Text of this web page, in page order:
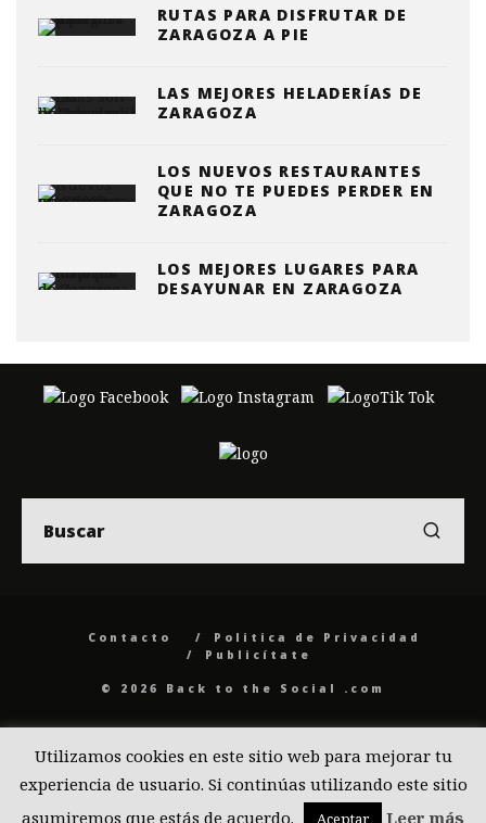
RUTAS PARA DISFRUTAR DE
ZARAGOZA A PIE
LAS MEJORES HELADERÍAS DE
ZARAGOZA
LOS NUEVOS RESTAURANTES
QUE NO TE PUEDES PERDER EN
ZARAGOZA
LOS MEJORES LUGARES PARA
DESAYUNAR EN ZARAGOZA
Contacto
Politica de Privacidad
Publicítate
© 2026 Back to the Social .com
Utilizamos cookies en este sitio web para mejorar tu
experiencia de usuario. Si continúas utilizando este sitio
asumiremos que estás de acuerdo.
Aceptar Leer más